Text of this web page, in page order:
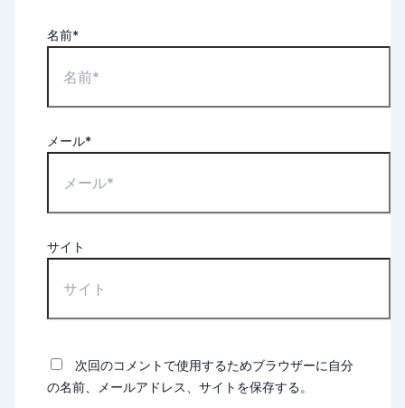
名前*
メール*
サイト
次回のコメントで使用するためブラウザーに自分
の名前、メールアドレス、サイトを保存する。